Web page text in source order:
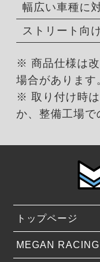
幅広い車種に
ストリート向
※ 商品仕様は
場合があります
※ 取り付け時は
か、整備工場で
トップページ
MEGAN